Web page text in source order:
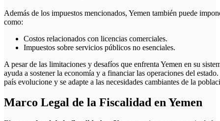
Además de los impuestos mencionados, Yemen también puede
como:
Costos relacionados con licencias comerciales.
Impuestos sobre servicios públicos no esenciales.
A pesar de las limitaciones y desafíos que enfrenta Yemen en su
ayuda a sostener la economía y a financiar las operaciones del
país evolucione y se adapte a las necesidades cambiantes de la
Marco Legal de la Fiscalidad en Yemen